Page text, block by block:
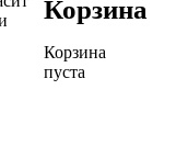
Корзина
Корзина
пуста